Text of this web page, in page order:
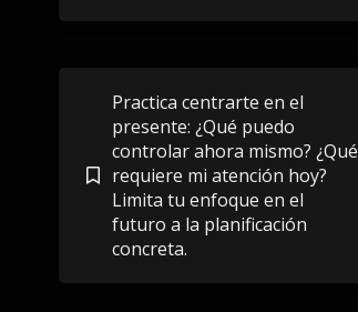
Practica centrarte en el
presente: ¿Qué puedo
controlar ahora mismo? ¿Qué
requiere mi atención hoy?
Limita tu enfoque en el
futuro a la planificación
concreta.